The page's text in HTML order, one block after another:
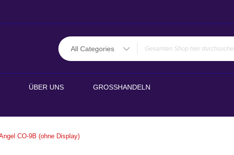
All Categories
ÜBER UNS GROSSHANDELN
CO-9B (ohne Display)